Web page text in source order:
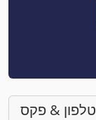
טלפון & פקס